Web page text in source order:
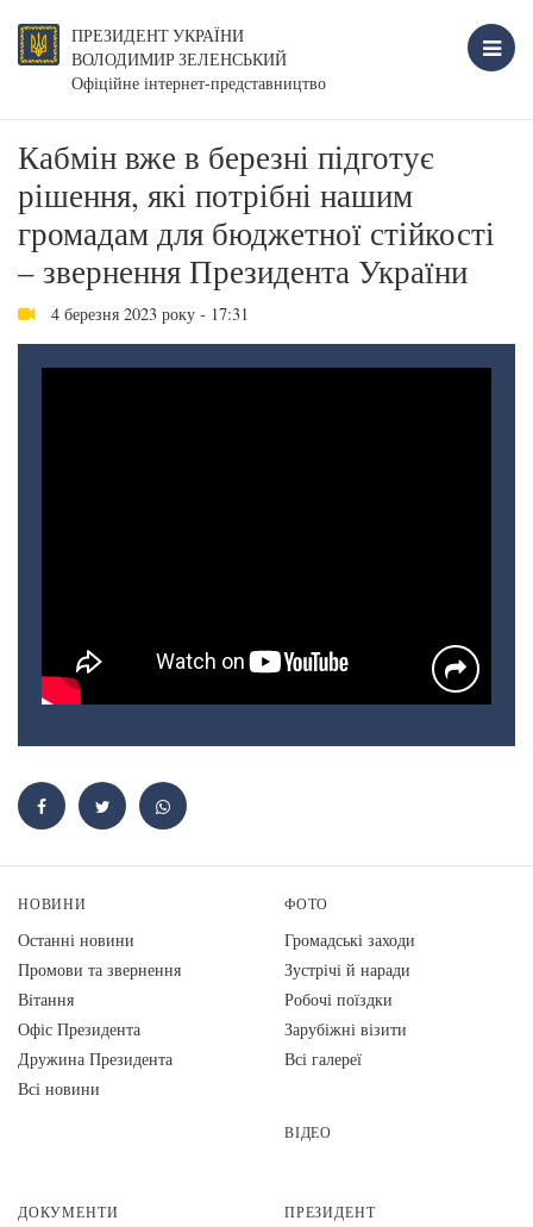
ПРЕЗИДЕНТ УКРАЇНИ
ВОЛОДИМИР ЗЕЛЕНСЬКИЙ
Офіційне інтернет-представництво
Кабмін вже в березні підготує
рішення, які потрібні нашим
громадам для бюджетної стійкості
– звернення Президента України
4 березня 2023 року - 17:31
НОВИНИ
Останні новини
Промови та звернення
Вiтання
Офіс Президента
Дружина Президента
Всі новини
ФОТО
Громадські заходи
Зустрічі й наради
Робочі поїздки
Зарубіжні візити
Всі галереї
ВІДЕО
ДОКУМЕНТИ ПРЕЗИДЕНТ